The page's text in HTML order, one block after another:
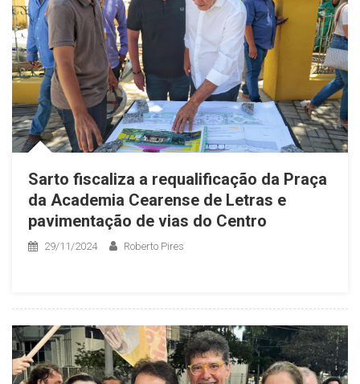
Sarto fiscaliza a requalificação da Praça
da Academia Cearense de Letras e
pavimentação de vias do Centro
29/11/2024 Roberto Pires